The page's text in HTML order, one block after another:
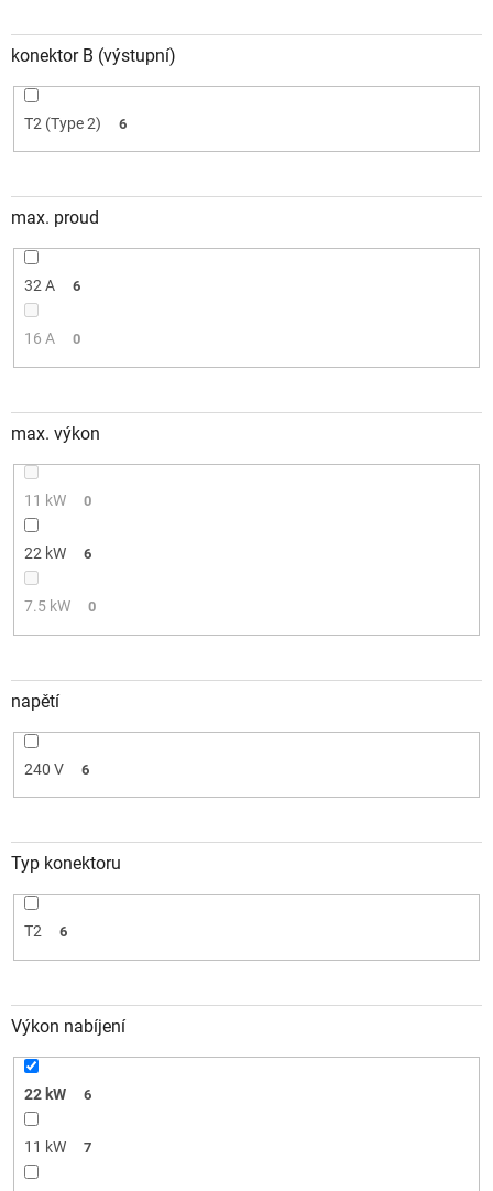
konektor B (výstupní)
T2 (Type 2) 6
max. proud
32 A 6
16 A 0
max. výkon
11 kW 0
22 kW 6
7.5 kW 0
napětí
240 V 6
Typ konektoru
T2 6
Výkon nabíjení
22 kW 6
11 kW 7